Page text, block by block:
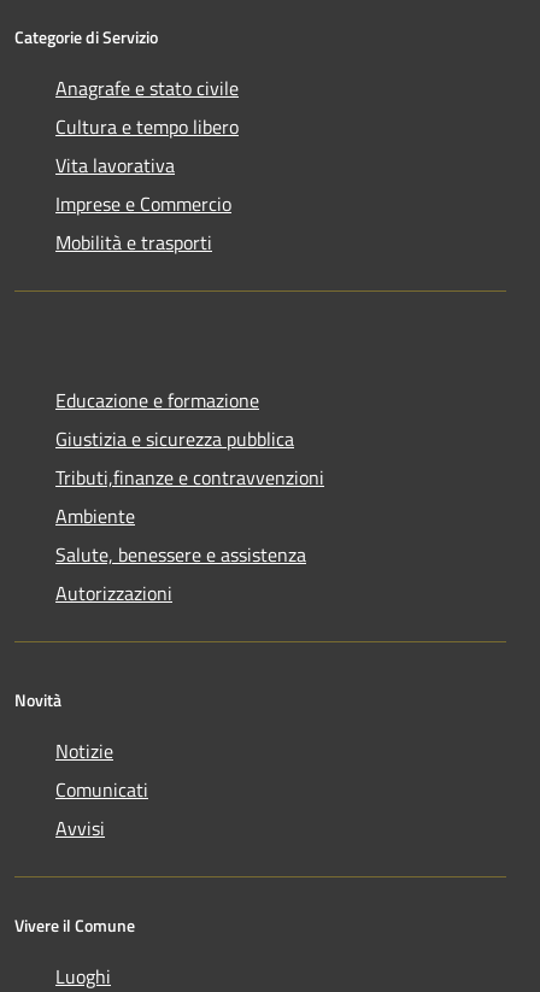
Categorie di Servizio
Anagrafe e stato civile
Cultura e tempo libero
Vita lavorativa
Imprese e Commercio
Mobilità e trasporti
Educazione e formazione
Giustizia e sicurezza pubblica
Tributi,finanze e contravvenzioni
Ambiente
Salute, benessere e assistenza
Autorizzazioni
Novità
Notizie
Comunicati
Avvisi
Vivere il Comune
Luoghi